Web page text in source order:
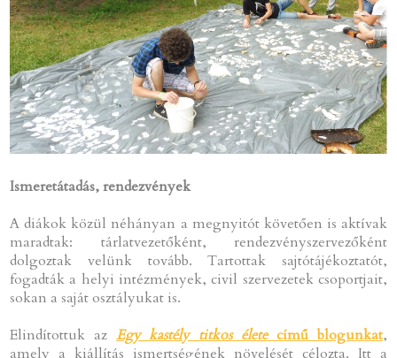
Ismeretátadás, rendezvények
A diákok közül néhányan a megnyitót követően is aktívak
maradtak: tárlatvezetőként, rendezvényszervezőként
dolgoztak velünk tovább. Tartottak sajtótájékoztatót,
fogadták a helyi intézmények, civil szervezetek csoportjait,
sokan a saját osztályukat is.
Elindítottuk azEgy kastély titkos életecímű blogunkat,
amely a kiállítás ismertségének növelését célozta. Itt a